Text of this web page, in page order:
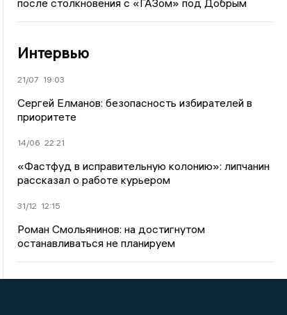
Интервью
21/07 19:03
Сергей Елманов: безопасность избирателей в
приоритете
14/06 22:21
«Фастфуд в исправительную колонию»: липчанин
рассказал о работе курьером
31/12 12:15
Роман Смольянинов: на достигнутом
останавливаться не планируем